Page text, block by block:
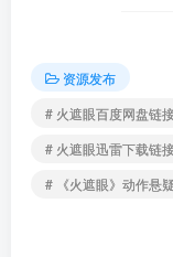
资源发布
# 火遮眼百度网盘链
# 火遮眼迅雷下载链
# 《火遮眼》动作悬